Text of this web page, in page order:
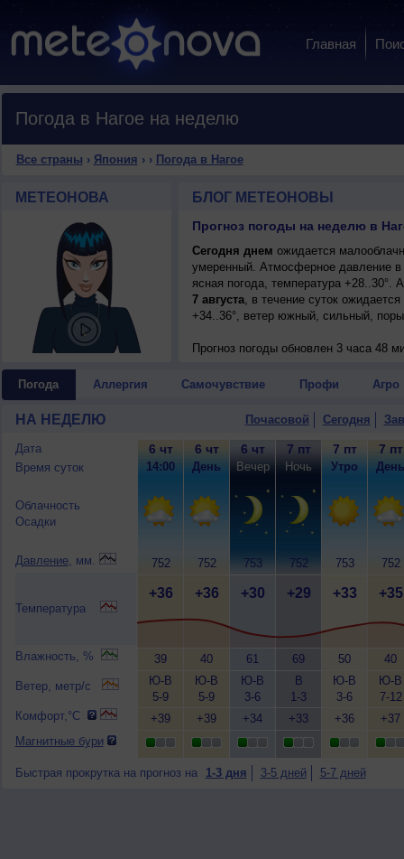
Главная
Погода в Нагое на неделю
Все страны › Япония › › Погода в Нагое
МЕТЕОНОВА БЛОГ МЕТЕОНОВЫ
Прогноз погоды на неделю в
Сегодня днем ожидается
умеренный. Атмосферное давление
ясная погода, температура
7 августа, в течение суток
+34..36°, ветер южный, сильный,
Прогноз погоды обновлен 3 часа 48
Погода Аллергия Самочувствие Профи Агро
НА НЕДЕЛЮ Почасовой Сегодня
Дата
Время суток
Облачность
Осадки
Давление, мм.
Температура
Влажность, %
Ветер, метр/с
Комфорт,°C
Магнитные бури
6 чт
14:00
752
+36
39
Ю-В
5-9
+39
6 чт
День
752
+36
40
Ю-В
5-9
+39
6 чт
Вечер
753
+30
61
Ю-В
3-6
+34
7 пт
Ночь
752
+29
69
В
1-3
+33
7 пт
Утро
753
+33
50
Ю-В
3-6
+36
7 пт
День
752
+35
40
Ю-В
7-12
+37
Быстрая прокрутка на прогноз на 1-3 дня 3-5 дней 5-7 дней